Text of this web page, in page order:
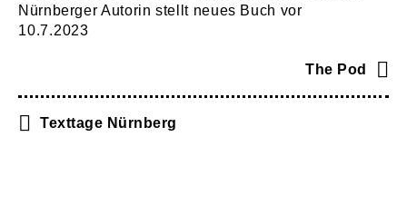
Nürnberger Autorin stellt neues Buch vor
10.7.2023
The Pod
Texttage Nürnberg